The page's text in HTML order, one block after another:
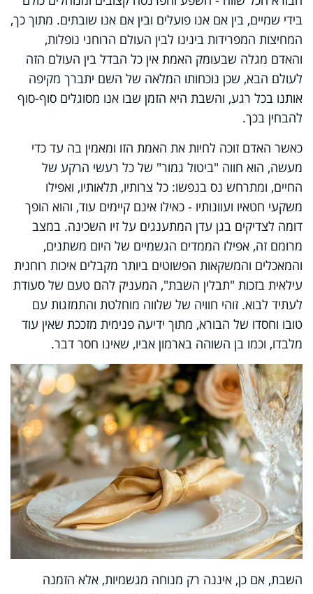
בידי שמיים, בין אם אנו פועלים ובין אם אנו שובתים. מתוך כך,
המחיצות המפרידות בינינו לבין העולם הרוחני נופלות,
והאדם מגלה שבעומק האמת אין כל הבדל בין העולם הזה
לעולם הבא, שכן נוכחותו המלאה של השם יתברך מקיפה
אותנו בכל רגע, והשבת היא הזמן שבו אנו מסוגלים סוף-סוף
להבחין בכך.
כאשר האדם זוכה לחיות את האמת הזו ומאמין בה עד כדי
מעשה, הוא חווה "ביטול גמור" של כל רעשי הרקע של
החיים, ומתרחש נס בנפשו: כל צרותיו, תלאותיו, ואפילו
משקעי חטאיו ועוונותיו - כאילו אינם קיימים עוד, והוא הופך
דומה לצדיקים בגן עדן המתענגים על זיו השכינה. במצב
מרומם זה, אפילו הממדים הגשמיים של היום משתנים,
והמאכלים והמשקאות הפשוטים ביותר מקבלים איכות רוחנית
עילאית בזכות "תבלין השבת", המעניק להם טעם של סעודת
לעתיד לבוא. זוהי חוויה של שלווה מוחלטת והתמזגות עם
טובו וחסדו של הבורא, מתוך ידיעה פנימית מזככת שאין עוד
מלבדו, וכמו בן השוהה בארמון אביו, שאינו חסר דבר.
השבת, אם כן, איננה רק מנוחה מגשמיות, אלא הזמנה